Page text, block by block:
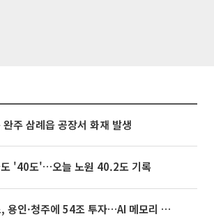
완주 삼례읍 공장서 화재 발생
'40도'…오늘 노원 40.2도 기록
SK하이닉스, 용인·청주에 54조 투자…AI 메모리 생산기지 키운다